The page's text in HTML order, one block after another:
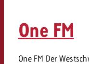
One FM
One FM Der